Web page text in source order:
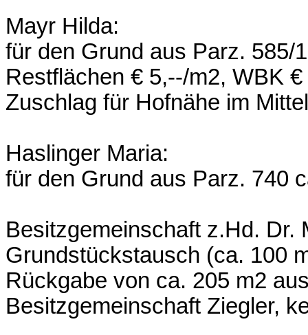
Mayr Hilda:
für den Grund aus Parz. 585/
Restflächen € 5,--/m2, WBK
Zuschlag für Hofnähe im
Haslinger Maria:
für den Grund aus Parz. 740
Besitzgemeinschaft z.Hd. Dr.
Grundstückstausch (ca. 100
Rückgabe von ca. 205 m2
Besitzgemeinschaft Ziegler,